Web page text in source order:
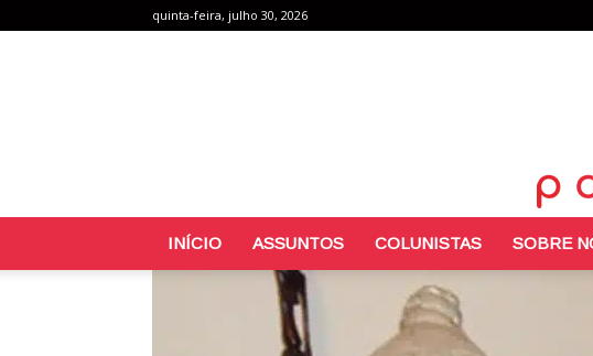
quinta-feira, julho 30, 2026
INÍCIO ASSUNTOS COLUNISTAS SOBRE